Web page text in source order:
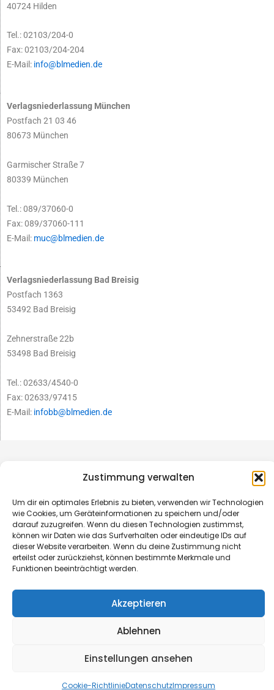
Zustimmung verwalten
Um dir ein optimales Erlebnis zu bieten, verwenden wir Technologien
wie Cookies, um Geräteinformationen zu speichern und/oder
darauf zuzugreifen. Wenn du diesen Technologien zustimmst,
können wir Daten wie das Surfverhalten oder eindeutige IDs auf
dieser Website verarbeiten. Wenn du deine Zustimmung nicht
erteilst oder zurückziehst, können bestimmte Merkmale und
Funktionen beeinträchtigt werden.
Akzeptieren
Ablehnen
Einstellungen ansehen
Cookie-RichtlinieDatenschutzImpressum
40724 Hilden
Tel.: 02103/204-0
Fax: 02103/204-204
E-Mail: info@blmedien.de
Verlagsniederlassung München
Postfach 21 03 46
80673 München
Garmischer Straße 7
80339 München
Tel.: 089/37060-0
Fax: 089/37060-111
E-Mail: muc@blmedien.de
Verlagsniederlassung Bad Breisig
Postfach 1363
53492 Bad Breisig
Zehnerstraße 22b
53498 Bad Breisig
Tel.: 02633/4540-0
Fax: 02633/97415
E-Mail: infobb@blmedien.de
Made with ♥ by HLT GmbH & Co. KG